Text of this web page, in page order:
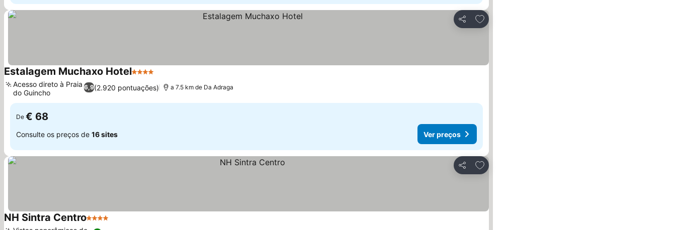
Partilhar
Adicionar aos favoritos
Estalagem Muchaxo Hotel4 Estrelas
6,9(2.920 pontuações)
Acesso direto à Praia
do Guincho
a 7.5 km de Da Adraga
De € 68
Consulte os preços de 16 sites Ver preços
Partilhar
Adicionar aos favoritos
NH Sintra Centro4 Estrelas